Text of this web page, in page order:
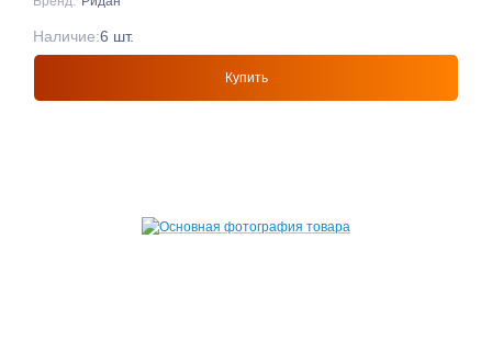
Купить
Наличие:6 шт.